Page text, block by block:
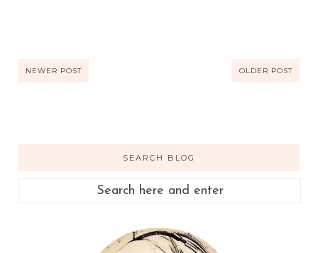
NEWER POST OLDER POST
SEARCH BLOG